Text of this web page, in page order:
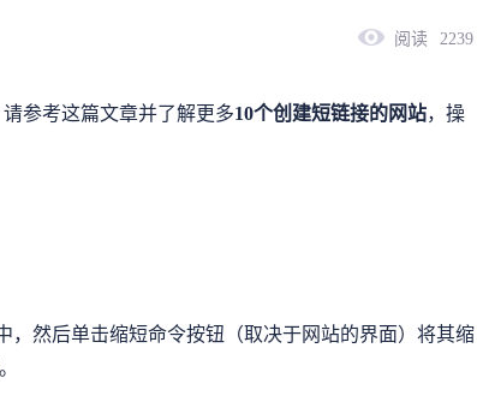
阅读 2239
参考这篇文章并了解更多10个创建短链接的网站，操
然后单击缩短命令按钮（取决于网站的界面）将其缩